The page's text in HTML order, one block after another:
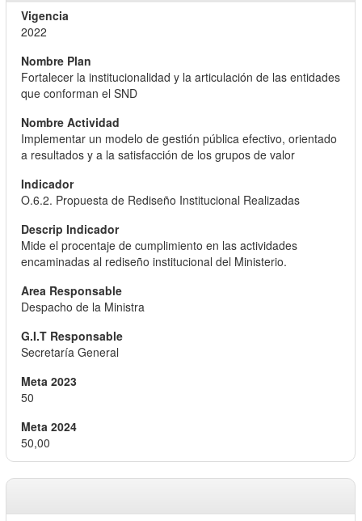
2022
Fortalecer la institucionalidad y la articulación de las entidades
que conforman el SND
Implementar un modelo de gestión pública efectivo, orientado
a resultados y a la satisfacción de los grupos de valor
O.6.2. Propuesta de Rediseño Institucional Realizadas
Mide el procentaje de cumplimiento en las actividades
encaminadas al rediseño institucional del Ministerio.
Despacho de la Ministra
Secretaría General
50
50,00